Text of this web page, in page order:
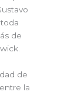
de
de
la